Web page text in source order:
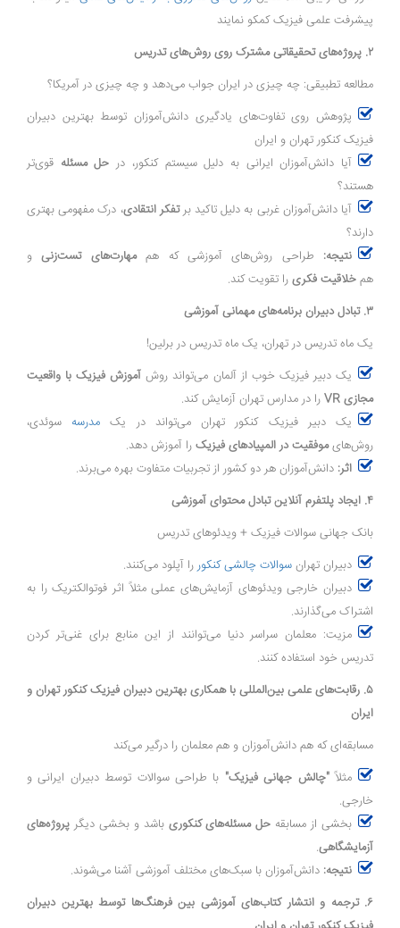
پیشرفت علمی فیزیک کمکو نمایند
۲. پروژه‌های تحقیقاتی مشترک روی روش‌های تدریس
مطالعه تطبیقی: چه چیزی در ایران جواب می‌دهد و چه چیزی در آمریکا؟
پژوهش روی تفاوت‌های یادگیری دانش‌آموزان توسط بهترین دبیران
فیزیک کنکور تهران و ایران
آیا دانش‌آموزان ایرانی به دلیل سیستم کنکور، در حل مسئله قوی‌تر
هستند؟
آیا دانش‌آموزان غربی به دلیل تاکید برتفکر انتقادی، درک مفهومی بهتری
دارند؟
نتیجه: طراحی روش‌های آموزشی که هممهارت‌های تست‌زنیو
هم خلاقیت فکری را تقویت کند.
۳. تبادل دبیران برنامه‌های مهمانی آموزشی
یک ماه تدریس در تهران، یک ماه تدریس در برلین!
یک دبیر فیزیک خوب از آلمان می‌تواند روش آموزش فیزیک با واقعیت
مجازی VR
را در مدارس تهران آزمایش کند.
یک دبیر فیزیک کنکور تهران می‌تواند در یک مدرسه‌ سوئدی،
روش‌هایموفقیت در المپیادهای فیزیک را آموزش دهد.
اثر: دانش‌آموزان هر دو کشور از تجربیات متفاوت بهره می‌برند.
۴. ایجاد پلتفرم آنلاین تبادل محتوای آموزشی
بانک جهانی سوالات فیزیک + ویدئوهای تدریس
دبیران تهران سوالات چالشی کنکور را آپلود می‌کنند.
دبیران خارجی ویدئوهای آزمایش‌های عملی مثلاً اثر فوتوالکتریک را به
اشتراک می‌گذارند.
مزیت: معلمان سراسر دنیا می‌توانند از این منابع برای غنی‌تر کردن
تدریس خود استفاده کنند.
۵. رقابت‌های علمی بین‌المللی با همکاری بهترین دبیران فیزیک کنکور تهران و
ایران
مسابقه‌ای که هم دانش‌آموزان و هم معلمان را درگیر می‌کند
مثلاً"چالش جهانی فیزیک" با طراحی سوالات توسط دبیران ایرانی و
خارجی.
بخشی از مسابقه حل مسئله‌های کنکوری باشد و بخشی دیگر پروژه‌های
آزمایشگاهی.
نتیجه: دانش‌آموزان با سبک‌های مختلف آموزشی آشنا می‌شوند.
۶. ترجمه و انتشار کتاب‌های آموزشی بین فرهنگ‌ها توسط بهترین دبیران